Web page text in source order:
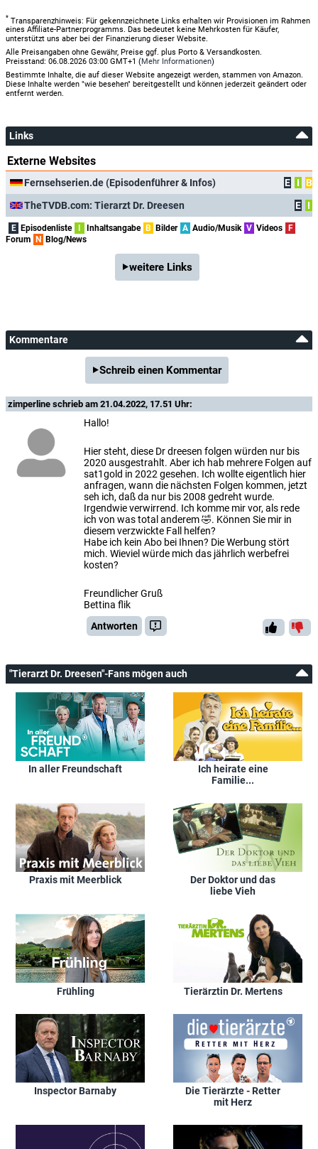
* Transparenzhinweis: Für gekennzeichnete Links erhalten wir Provisionen im Rahmen
eines Affiliate-Partnerprogramms. Das bedeutet keine Mehrkosten für Käufer,
unterstützt uns aber bei der Finanzierung dieser Website.
Alle Preisangaben ohne Gewähr, Preise ggf. plus Porto & Versandkosten.
Preisstand: 06.08.2026 03:00 GMT+1 (Mehr Informationen)
Bestimmte Inhalte, die auf dieser Website angezeigt werden, stammen von Amazon.
Diese Inhalte werden "wie besehen" bereitgestellt und können jederzeit geändert oder
entfernt werden.
Links
Externe Websites
Fernsehserien.de (Episodenführer & Infos) E I
B
TheTVDB.com: Tierarzt Dr. Dreesen
E I
E Episodenliste Inhaltsangabe B Bilder A Audio/Musik V Videos
F
Forum
N Blog/News
weitere Links
Kommentare
Schreib einen Kommentar
zimperline schrieb am 21.04.2022, 17.51 Uhr:
Hallo!
Hier steht, diese Dr dreesen folgen würden nur bis
2020 ausgestrahlt. Aber ich hab mehrere Folgen auf
sat1gold in 2022 gesehen. Ich wollte eigentlich hier
anfragen, wann die nächsten Folgen kommen, jetzt
seh ich, daß da nur bis 2008 gedreht wurde.
Irgendwie verwirrend. Ich komme mir vor, als rede
ich von was total anderem 🤣. Können Sie mir in
diesem verzwickte Fall helfen?
Habe ich kein Abo bei Ihnen? Die Werbung stört
mich. Wieviel würde mich das jährlich werbefrei
kosten?
Freundlicher Gruß
Bettina flik
Antworten
"Tierarzt Dr. Dreesen"-Fans mögen auch
In aller Freundschaft
Ich heirate eine
Familie...
Praxis mit Meerblick
Der Doktor und das
liebe Vieh
Frühling Tierärztin Dr. Mertens
Inspector Barnaby
Die Tierärzte - Retter
mit Herz